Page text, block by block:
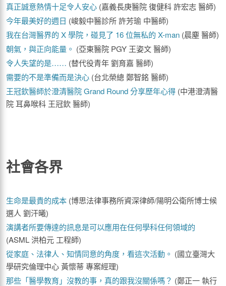
真正誠意熱情十足令人安心 (嘉義長庚醫院 復健科 許宏志 醫師)
今年最美好的週日 (峻毅中醫診所 許芳瑜 中醫師)
我在台灣醫界的 X 學院，碰見了 16 位無私的 X-man (晨塵 醫師)
朝氣，與正向能量。 (亞東醫院 PGY 王姿文 醫師)
令人失望的是…… (替代役青年 劉育嘉 醫師)
需要的不是準備而是決心 (台北榮總 鄭智銘 醫師)
王冠欽醫師於澄清醫院 Grand Round 分享歷年心得 (中港澄清醫
院 耳鼻喉科 王冠欽 醫師)
社會各界
生命是最貴的成本 (博思法律事務所資深律師/陽明公衛所博士候
選人 劉汗曦)
演講者所要傳達的訊息是可以應用在任何學科任何領域的
(ASML 洪柏元 工程師)
從家庭、法律人、知情同意的角度，看這次活動。 (國立臺灣大
學研究倫理中心 黃懷蒂 專案經理)
那些「醫學教育」沒教的事，真的跟我沒關係嗎？ (鄭正一 執行